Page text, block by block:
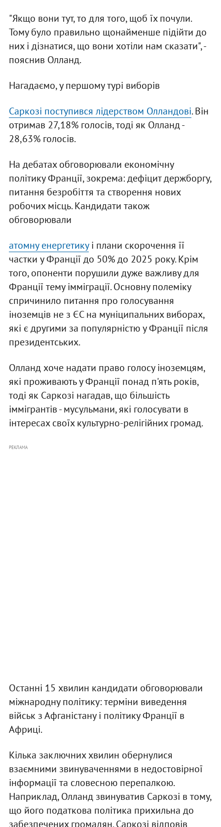
"Якщо вони тут, то для того, щоб їх почули.
Тому було правильно щонайменше підійти до
них і дізнатися, що вони хотіли нам сказати", -
пояснив Олланд.
Нагадаємо, у першому турі виборів
Саркозі поступився лідерством Олландові. Він
отримав 27,18% голосів, тоді як Олланд -
28,63% голосів.
На дебатах обговорювали економічну
політику Франції, зокрема: дефіцит держборгу,
питання безробіття та створення нових
робочих місць. Кандидати також
обговорювали
атомну енергетикуі плани скорочення її
частки у Франції до 50% до 2025 року. Крім
того, опоненти порушили дуже важливу для
Франції тему імміграції. Основну полеміку
спричинило питання про голосування
іноземців не з ЄС на муніципальних виборах,
які є другими за популярністю у Франції після
президентських.
Олланд хоче надати право голосу іноземцям,
які проживають у Франції понад п'ять років,
тоді як Саркозі нагадав, що більшість
іммігрантів - мусульмани, які голосувати в
інтересах своїх культурно-релігійних громад.
РЕКЛАМА
Останні 15 хвилин кандидати обговорювали
міжнародну політику: терміни виведення
військ з Афганістану і політику Франції в
Африці.
Кілька заключних хвилин обернулися
взаємними звинуваченнями в недостовірної
інформації та словесною перепалкою.
Наприклад, Олланд звинуватив Саркозі в тому,
що його податкова політика прихильна до
забезпечених громадян. Саркозі відповів